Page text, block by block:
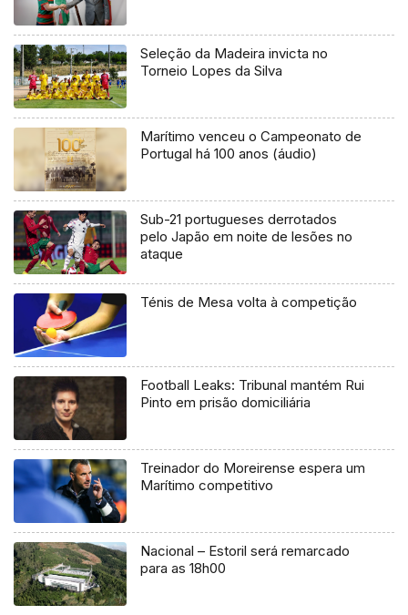
Seleção da Madeira invicta no
Torneio Lopes da Silva
Marítimo venceu o Campeonato de
Portugal há 100 anos (áudio)
Sub-21 portugueses derrotados
pelo Japão em noite de lesões no
ataque
Ténis de Mesa volta à competição
Football Leaks: Tribunal mantém Rui
Pinto em prisão domiciliária
Treinador do Moreirense espera um
Marítimo competitivo
Nacional – Estoril será remarcado
para as 18h00